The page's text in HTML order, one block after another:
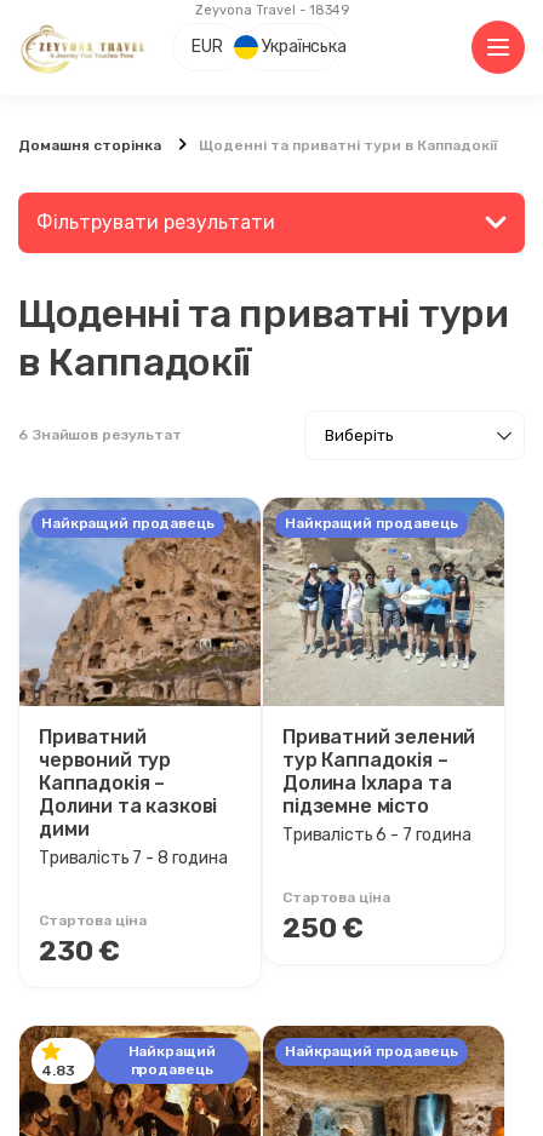
Zeyvona Travel - 18349
EUR Українська
Домашня сторінка Щоденні та приватні тури в Каппадокії
Фільтрувати результати
Знайдіть місце або захід
Діапазон цін
0EUR 3460 EUR +
45 хвилина
1 година
1 - 1 година
1 - 2 година
2 година
2 - 2 година
3 - 4 година
5 - 6 година
6 - 7 година
Щоденні та приватні тури
в Каппадокії
6 Знайшов результат
Найкращий продавець
Приватний
червоний тур
Каппадокія –
Долини та казкові
дими
Тривалість 7 - 8 година
Стартова ціна
230 €
Найкращий продавець
Приватний зелений
тур Каппадокія –
Долина Іхлара та
підземне місто
Тривалість 6 - 7 година
Стартова ціна
250 €
4.83
Найкращий
продавець
Найкращий продавець